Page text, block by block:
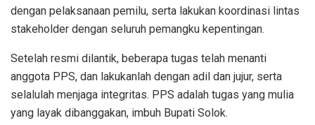
dengan pelaksanaan pemilu, serta lakukan koordinasi lintas
stakeholder dengan seluruh pemangku kepentingan.
Setelah resmi dilantik, beberapa tugas telah menanti
anggota PPS, dan lakukanlah dengan adil dan jujur, serta
selalulah menjaga integritas. PPS adalah tugas yang mulia
yang layak dibanggakan, imbuh Bupati Solok.